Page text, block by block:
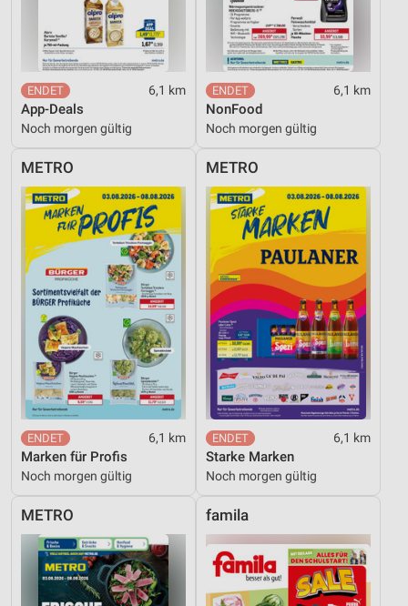
6,1 km
App-Deals
Noch morgen gültig
6,1 km
NonFood
Noch morgen gültig
METRO
6,1 km
Marken für Profis
Noch morgen gültig
METRO
6,1 km
Starke Marken
Noch morgen gültig
METRO famila